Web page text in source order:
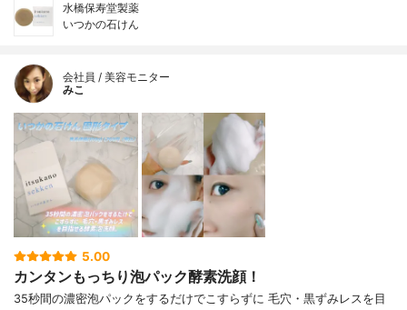
水橋保寿堂製薬
いつかの石けん
会社員 / 美容モニター
みこ
5.00
カンタンもっちり泡パック酵素洗顔！
35秒間の濃密泡パックをするだけでこすらずに 毛穴・黒ずみレスを目